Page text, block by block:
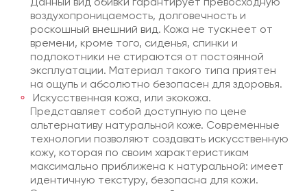
воздухопроницаемость, долговечность и
роскошный внешний вид. Кожа не тускнеет от
времени, кроме того, сиденья, спинки и
подлокотники не стираются от постоянной
эксплуатации. Материал такого типа приятен
на ощупь и абсолютно безопасен для здоровья.
Искусственная кожа, или экокожа.
Представляет собой доступную по цене
альтернативу натуральной коже. Современные
технологии позволяют создавать искусственную
кожу, которая по своим характеристикам
максимально приближена к натуральной: имеет
идентичную текстуру, безопасна для кожи.